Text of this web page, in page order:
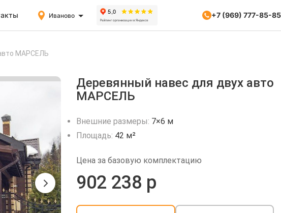
Иваново +7 (969) 777-85-85
МАРСЕЛЬ
Деревянный навес для двух авто
МАРСЕЛЬ
Внешние размеры: 7×6 м
Площадь: 42 м²
Цена за базовую комплектацию
902 238 р